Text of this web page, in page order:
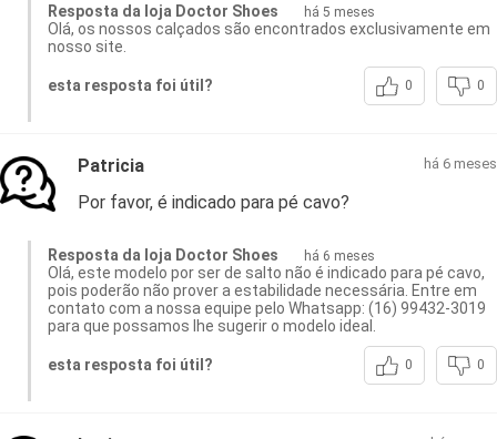
Resposta da loja Doctor Shoes há 5 meses
Olá, os nossos calçados são encontrados exclusivamente em
nosso site.
esta resposta foi útil? 0 0
Patricia há 6 meses
Por favor, é indicado para pé cavo?
Resposta da loja Doctor Shoes há 6 meses
Olá, este modelo por ser de salto não é indicado para pé cavo,
pois poderão não prover a estabilidade necessária. Entre em
contato com a nossa equipe pelo Whatsapp: (16) 99432-3019
para que possamos lhe sugerir o modelo ideal.
esta resposta foi útil? 0 0